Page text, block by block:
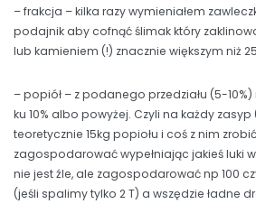
– frakcja – kilka razy wymieniałem
podajnik aby cofnąć ślimak który
lub kamieniem (!) znacznie większym niż
– popiół – z podanego przedziału (5-10%)
ku 10% albo powyżej. Czyli na każdy
teoretycznie 15kg popiołu i coś z nim
zagospodarować wypełniając jakieś luki
nie jest źle, ale zagospodarować np 100
(jeśli spalimy tylko 2 T) a wszędzie ładne